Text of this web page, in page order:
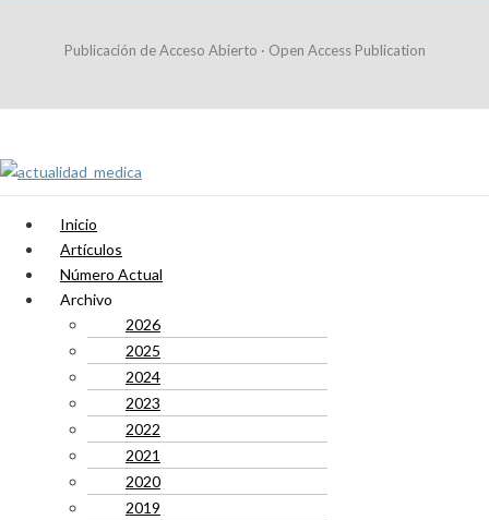
Publicación de Acceso Abierto · Open Access Publication
Inicio
Artículos
Número Actual
Archivo
2026
2025
2024
2023
2022
2021
2020
2019